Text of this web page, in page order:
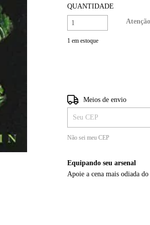
QUANTIDADE
1 em estoque
Entregas para o CEP:
Meios de envio
Não sei meu CEP
Equipando seu arsenal
Apoie a cena mais odiada